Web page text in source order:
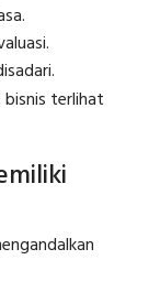
bisnis terlihat